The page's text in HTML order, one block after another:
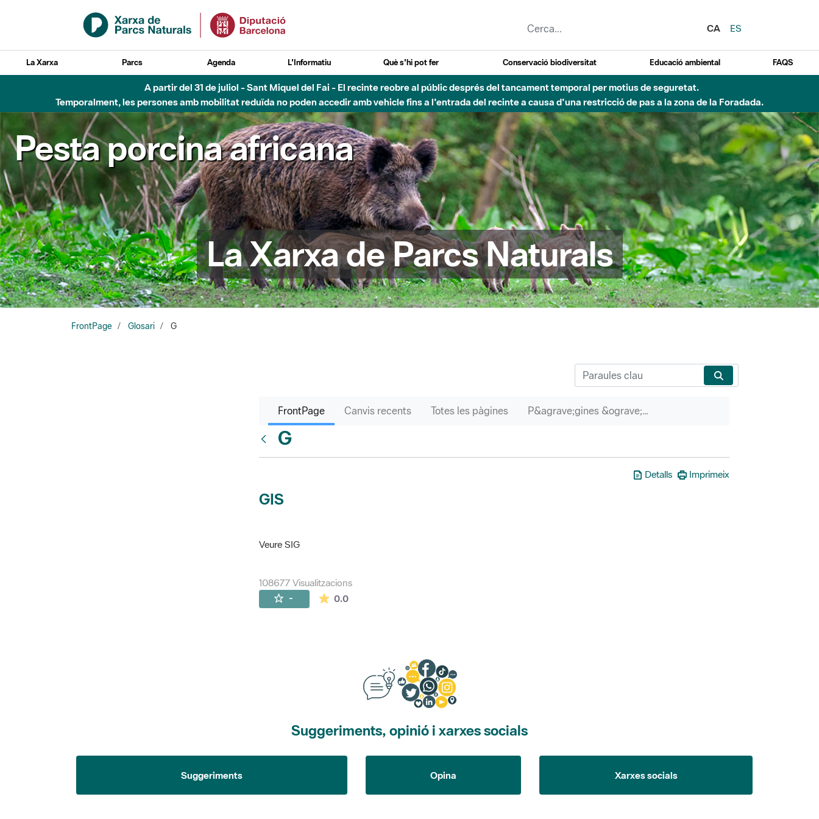
Salta al contingut principal
CA
ES
La Xarxa Parcs Agenda L'Informatiu Què s'hi pot fer Conservació biodiversitat Educació ambiental FAQS
A partir del 31 de juliol - Sant Miquel del Fai - El recinte reobre al públic després del tancament temporal per motius de seguretat.
Temporalment, les persones amb mobilitat reduïda no poden accedir amb vehicle fins a l'entrada del recinte a causa d'una restricció de pas a la zona de la Foradada.
Pesta porcina africana
La Xarxa de Parcs Naturals
FrontPage Glosari G
FrontPage Canvis recents Totes les pàgines P&agrave;gines &ograve;rfenes
G
Detalls Imprimeix
GIS
Veure SIG
108677 Visualitzacions
- 0.0La mitjana de les valoracions és de 0 estrelles de 5.
Suggeriments, opinió i xarxes socials
Suggeriments Opina Xarxes socials